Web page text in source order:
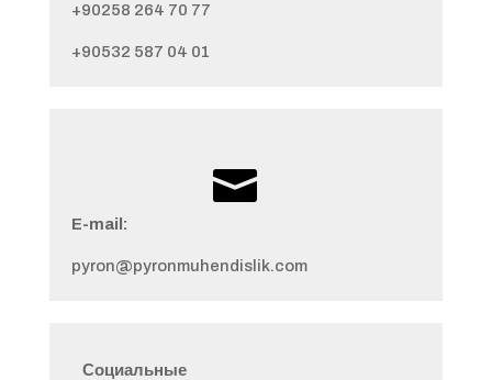
+90258 264 70 77
+90532 587 04 01

E-mail:
pyron@pyronmuhendislik.com
Социальные